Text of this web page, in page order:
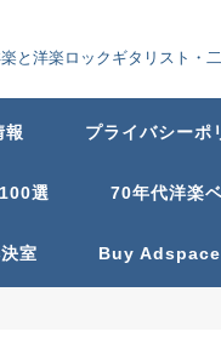
と洋楽ロックギタリスト・
報 プライバシーポ
選 70年代洋楽
室 Buy Adspace